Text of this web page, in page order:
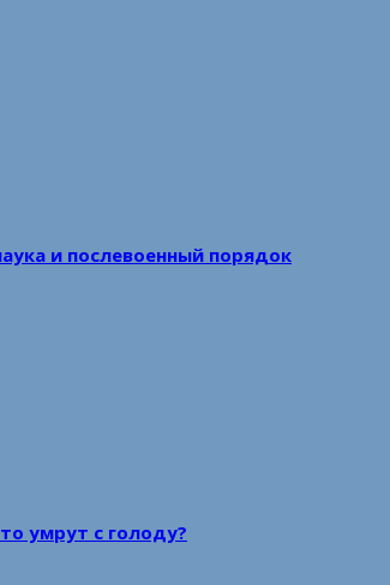
и послевоенный порядок
умрут с голоду?